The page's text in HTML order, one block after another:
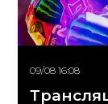
09/08 16:08